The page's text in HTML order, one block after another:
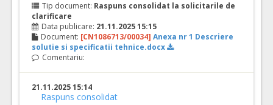
Tip document: Raspuns consolidat la solicitarile de
clarificare
Data publicare: 21.11.2025 15:15
Document: [CN1086713/00034] Anexa nr 1 Descriere
solutie si specificatii tehnice.docx
Comentariu:
21.11.2025 15:14
Raspuns consolidat